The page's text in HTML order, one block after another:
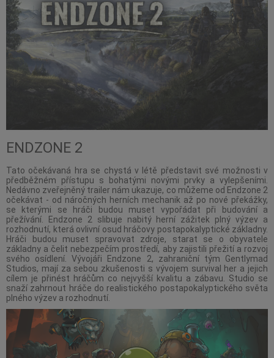
ENDZONE 2
Tato očekávaná hra se chystá v létě představit své možnosti v
předběžném přístupu s bohatými novými prvky a vylepšeními.
Nedávno zveřejněný trailer nám ukazuje, co můžeme od Endzone 2
očekávat - od náročných herních mechanik až po nové překážky,
se kterými se hráči budou muset vypořádat při budování a
přežívání. Endzone 2 slibuje nabitý herní zážitek plný výzev a
rozhodnutí, která ovlivní osud hráčovy postapokalyptické základny.
Hráči budou muset spravovat zdroje, starat se o obyvatele
základny a čelit nebezpečím prostředí, aby zajistili přežití a rozvoj
svého osídlení. Vývojáři Endzone 2, zahraniční tým Gentlymad
Studios, mají za sebou zkušenosti s vývojem survival her a jejich
cílem je přinést hráčům co nejvyšší kvalitu a zábavu. Studio se
snaží zahrnout hráče do realistického postapokalyptického světa
plného výzev a rozhodnutí.